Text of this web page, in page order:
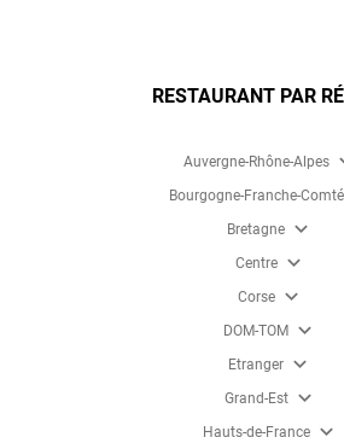
RESTAURANT PAR
Auvergne-Rhône-Alpes
Bourgogne-Franche-Comté
Bretagne expand_more
Centre expand_more
Corse expand_more
DOM-TOM expand_more
Etranger expand_more
Grand-Est expand_more
Hauts-de-France expand_more